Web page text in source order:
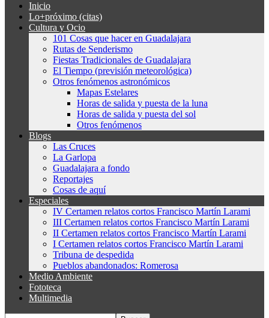
Inicio
Lo+próximo (citas)
Cultura y Ocio
101 Cosas que hacer en Guadalajara
Rutas de Senderismo
Fiestas Tradicionales de Guadalajara
El Tiempo (previsión meteorológica)
Otros fenómenos astronómicos
Mapas Estelares
Horas de salida y puesta de la luna
Horas de salida y puesta del sol
Otros fenómenos
Blogs
Las Cruces
La Garlopa
Guadalajara a fondo
Reportajes
Cosas de aquí
Especiales
IV Certamen relatos cortos Francisco Martín Larami
III Certamen relatos cortos Francisco Martín Larami
II Certamen relatos cortos Francisco Martín Larami
I Certamen relatos cortos Francisco Martín Larami
Tribuna de despedida
Pueblos abandonados: Romerosa
Medio Ambiente
Fototeca
Multimedia